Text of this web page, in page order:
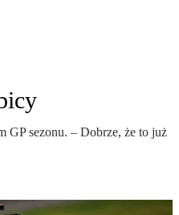
GP sezonu. – Dobrze, że to już